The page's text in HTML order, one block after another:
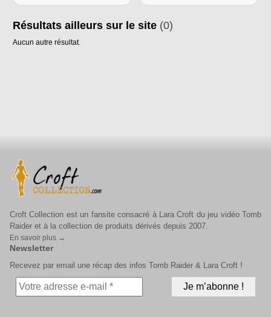
Résultats ailleurs sur le site (0)
Aucun autre résultat.
Croft Collection est un fansite consacré à Lara Croft du jeu vidéo Tomb
Raider et à la collection de produits dérivés depuis 2007.
En savoir plus →
Newsletter
Recevez par email une récap des infos Tomb Raider & Lara Croft !